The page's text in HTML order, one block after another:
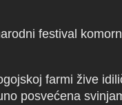
festival
farmi žive
posvećena